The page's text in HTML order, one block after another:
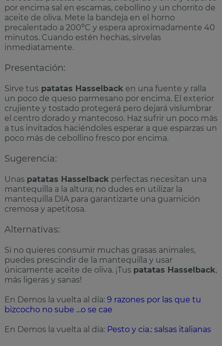
por encima sal en escamas, cebollino y un chorrito de
aceite de oliva. Mete la bandeja en el horno
precalentado a 200ºC y espera aproximadamente 40
minutos. Cuando estén hechas, sírvelas
inmediatamente.
Presentación:
Sirve tus patatas Hasselback en una fuente y ralla
un poco de queso parmesano por encima. El exterior
crujiente y tostado protegerá pero dejará vislumbrar
el centro dorado y mantecoso. Haz sufrir un poco más
a tus invitados haciéndoles esperar a que esparzas un
poco más de cebollino fresco por encima.
Sugerencia:
Unas patatas Hasselback perfectas necesitan una
mantequilla a la altura; no dudes en utilizar la
mantequilla DIA para garantizarte una guarnición
cremosa y apetitosa.
Alternativas:
Si no quieres consumir muchas grasas animales,
puedes prescindir de la mantequilla y usar
únicamente aceite de oliva. ¡Tus patatas Hasselback,
más ligeras y sanas!
En Demos la vuelta al día: 9 razones por las que tu
bizcocho no sube ...o se cae
En Demos la vuelta al día: Pesto y cia.: salsas italianas